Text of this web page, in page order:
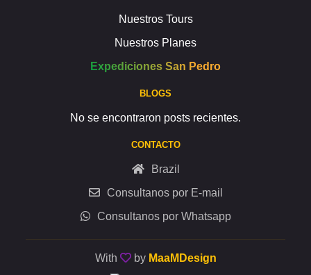
Nuestros Tours
Nuestros Planes
Expediciones San Pedro
BLOGS
No se encontraron posts recientes.
CONTACTO
Brazil
Consultanos por E-mail
Consultanos por Whatsapp
With by MaaMDesign